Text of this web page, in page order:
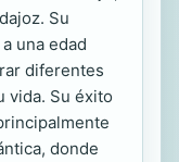
Su
una edad
diferentes
vida. Su éxito
donde